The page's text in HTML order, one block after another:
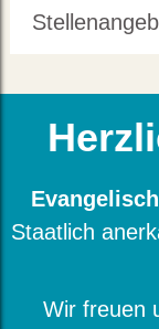
Staatlich
Wir freuen